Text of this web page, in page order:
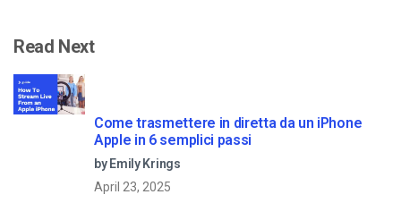
Read Next
Come trasmettere in diretta da un iPhone
Apple in 6 semplici passi
by Emily Krings
April 23, 2025